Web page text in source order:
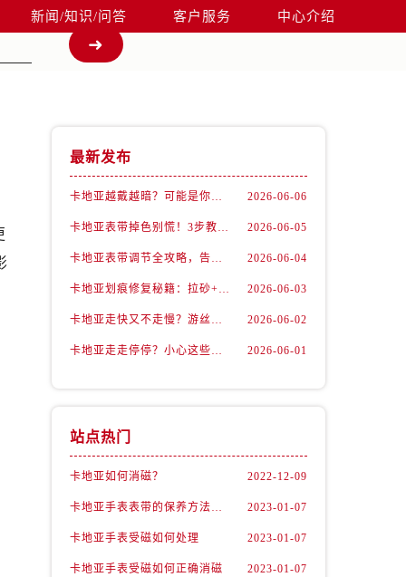
新闻/知识/问答 客户服务 中心介绍
最新发布
卡地亚越戴越暗？可能是你忽略了这一步！ 2026-06-06
卡地亚表带掉色别慌！3步教你轻松恢复如新 2026-06-05
卡地亚表带调节全攻略，告别过短烦恼 2026-06-04
卡地亚划痕修复秘籍：拉砂+抛光双工艺还原如新 2026-06-03
卡地亚走快又不走慢？游丝问题你了解多少？ 2026-06-02
卡地亚走走停停？小心这些隐藏杀手 2026-06-01
站点热门
卡地亚如何消磁？ 2022-12-09
卡地亚手表表带的保养方法有哪些？ 2023-01-07
卡地亚手表受磁如何处理 2023-01-07
卡地亚手表受磁如何正确消磁 2023-01-07